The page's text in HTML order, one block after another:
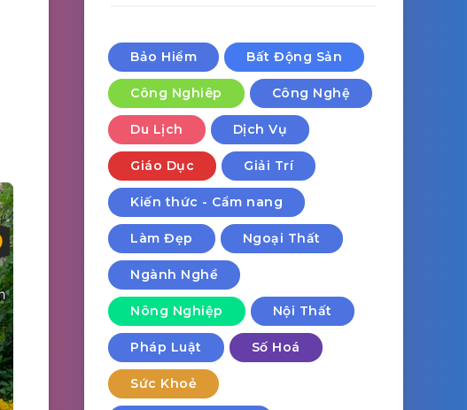
Bảo Hiểm Bất Động Sản
Công Nghiêp Công Nghệ
Du Lịch Dịch Vụ
Giáo Dục Giải Trí
Kiến thức - Cẩm nang
Làm Đẹp Ngoại Thất
Ngành Nghề
Nông Nghiệp Nội Thất
Pháp Luật Số Hoá
Sức Khoẻ